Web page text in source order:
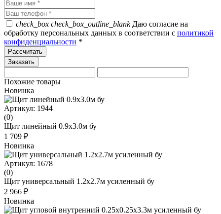
check_box check_box_outline_blankДаю согласие на
обработку персональных данных в соответствии с политикой
конфиденциальности *
Рассчитать
Похожие товары
Новинка
Артикул: 1944
(0)
Щит линейный 0.9x3.0м бу
1 709 ₽
Новинка
Артикул: 1678
(0)
Щит универсальный 1.2х2.7м усиленный бу
2 966 ₽
Новинка